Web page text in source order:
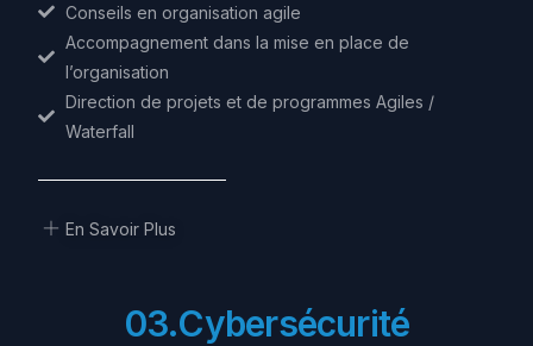
Conseils en organisation agile
Accompagnement dans la mise en place de
l’organisation
Direction de projets et de programmes Agiles /
Waterfall
En Savoir Plus
03.Cybersécurité